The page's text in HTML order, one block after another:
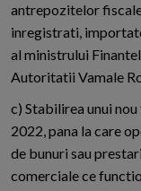
antrepozitelor
inregistrati,
al ministrului
Autoritatii Vamale
c) Stabilirea unui
2022, pana la care
de bunuri sau
comerciale ce